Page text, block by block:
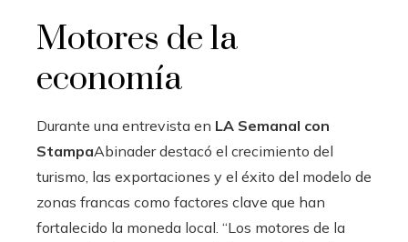
Motores de la
economía
Durante una entrevista en LA Semanal con
StampaAbinader destacó el crecimiento del
turismo, las exportaciones y el éxito del modelo de
zonas francas como factores clave que han
fortalecido la moneda local. “Los motores de la